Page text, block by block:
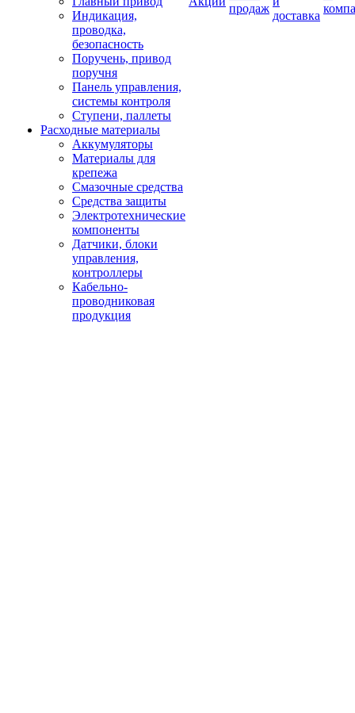
Индикация,
проводка,
безопасность
Поручень, привод
поручня
Панель управления,
системы контроля
Ступени, паллеты
Расходные материалы
Аккумуляторы
Материалы для
крепежа
Смазочные средства
Средства защиты
Электротехнические
компоненты
Датчики, блоки
управления,
контроллеры
Кабельно-
проводниковая
продукция
продаж
доставка